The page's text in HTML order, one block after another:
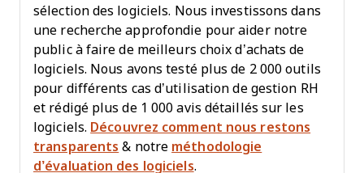
sélection des logiciels. Nous investissons dans
une recherche approfondie pour aider notre
public à faire de meilleurs choix d’achats de
logiciels. Nous avons testé plus de 2 000 outils
pour différents cas d’utilisation de gestion RH
et rédigé plus de 1 000 avis détaillés sur les
logiciels. Découvrez comment nous restons
transparents & notre méthodologie
d’évaluation des logiciels.